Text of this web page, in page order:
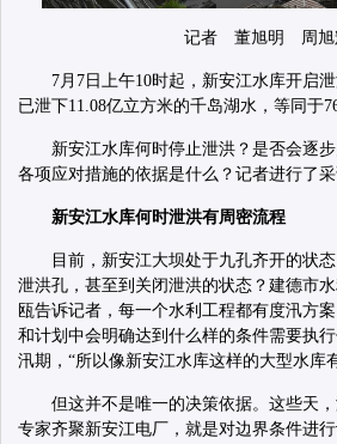
记者 董旭明 周
7月7日上午10时起，新安江水库开启
已泄下11.08亿立方米的千岛湖水，等同于
新安江水库何时停止泄洪？是否会逐
各项应对措施的依据是什么？记者进行了采
新安江水库何时泄洪有周密流程
目前，新安江大坝处于九孔齐开的状
泄洪孔，甚至到关闭泄洪的状态？建德市
瓯告诉记者，每一个水利工程都有度汛方
和计划中会明确达到什么样的条件需要执
汛期，“所以像新安江水库这样的大型水库
但这并不是唯一的决策依据。这些天
专家齐聚新安江电厂，就是对边界条件进